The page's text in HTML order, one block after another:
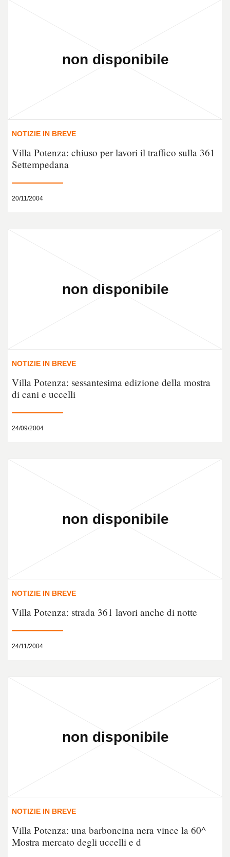
NOTIZIE IN BREVE
Villa Potenza: chiuso per lavori il traffico sulla 361
Settempedana
20/11/2004
NOTIZIE IN BREVE
Villa Potenza: sessantesima edizione della mostra
di cani e uccelli
24/09/2004
NOTIZIE IN BREVE
Villa Potenza: strada 361 lavori anche di notte
24/11/2004
NOTIZIE IN BREVE
Villa Potenza: una barboncina nera vince la 60^
Mostra mercato degli uccelli e d